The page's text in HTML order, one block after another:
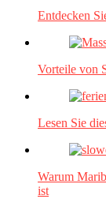
Entdecken
Vorteile von
Lesen Sie
Warum
ist